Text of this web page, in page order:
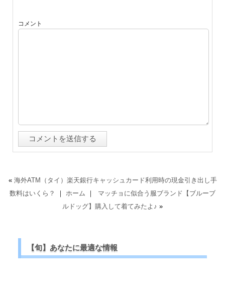
コメント
« 海外ATM（タイ）楽天銀行キャッシュカード利用時の現金引き出し手
数料はいくら？
｜ ホーム ｜ マッチョに似合う服ブランド【ブルーブ
ルドッグ】購入して着てみたよ♪ »
【旬】あなたに最適な情報